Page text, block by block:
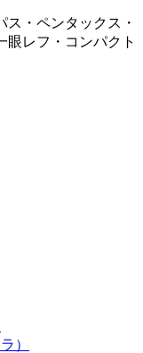
・ペンタックス・
眼レフ・コンパクト
）